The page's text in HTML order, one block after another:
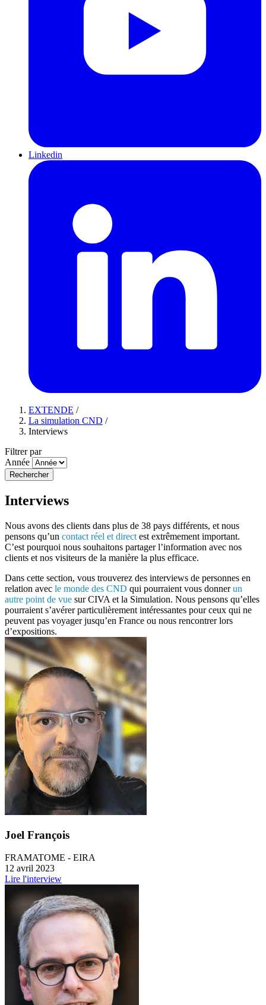
Linkedin
EXTENDE /
La simulation CND /
Interviews
Filtrer par
Année
Rechercher
Interviews
Nous avons des clients dans plus de 38 pays différents, et nous
pensons qu’un contact réel et direct est extrêmement important.
C’est pourquoi nous souhaitons partager l’information avec nos
clients et nos visiteurs de la manière la plus efficace.
Dans cette section, vous trouverez des interviews de personnes en
relation avec le monde des CND qui pourraient vous donnerun
autre point de vue sur CIVA et la Simulation. Nous pensons qu’elles
pourraient s’avérer particulièrement intéressantes pour ceux qui ne
peuvent pas voyager jusqu’en France ou nous rencontrer lors
d’expositions.
Joel François
FRAMATOME - EIRA
12 avril 2023
Lire l'interview